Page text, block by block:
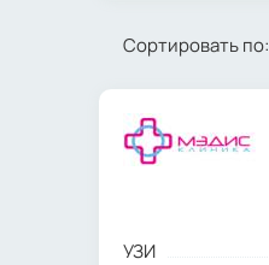
Сортировать по:
УЗИ